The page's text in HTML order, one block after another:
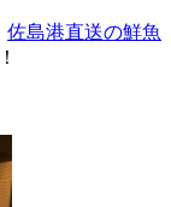
佐島港直送の鮮魚
！